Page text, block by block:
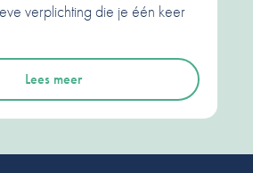
verplichting die je één keer
Lees meer